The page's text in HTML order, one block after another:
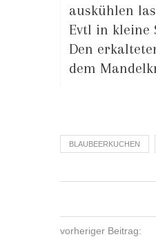
auskühlen
Evtl in kleine
Den
dem
BLAUBEERKUCHEN
vorheriger Beitrag: